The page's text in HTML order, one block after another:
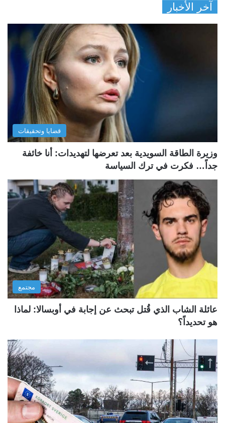
آخر الأخبار
قضايا وتحقيقات
وزيرة الطاقة السويدية بعد تعرضها لتهديدات: أنا خائفة
جداً… فكرت في ترك السياسة
مجتمع
عائلة الشاب الذي قُتل تبحث عن إجابة في أوبسالا: لماذا
هو تحديداً؟